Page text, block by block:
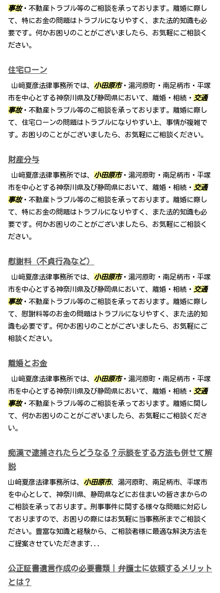
事故・不動産トラブル等のご相談を承っております。離婚に際し
て、特にお金の問題はトラブルになりやすく、また法的知識も必
要です。何かお困りのことがございましたら、お気軽にご相談く
ださい。
住宅ローン
山﨑夏彦法律事務所では、 小田原市・湯河原町・南足柄市・平塚
市を中心とする神奈川県及び静岡県において、離婚・相続・ 交通
事故・不動産トラブル等のご相談を承っております。離婚に際し
て、住宅ローンの問題はトラブルになりやすい上、事情が複雑で
す。お困りのことがございましたら、お気軽にご相談ください。
財産分与
山﨑夏彦法律事務所では、 小田原市・湯河原町・南足柄市・平塚
市を中心とする神奈川県及び静岡県において、離婚・相続・ 交通
事故・不動産トラブル等のご相談を承っております。離婚に際し
て、特にお金の問題はトラブルになりやすく、また法的知識も必
要です。何かお困りのことがございましたら、お気軽にご相談く
ださい。
慰謝料（不貞行為など）
山﨑夏彦法律事務所では、 小田原市・湯河原町・南足柄市・平塚
市を中心とする神奈川県及び静岡県において、離婚・相続・ 交通
事故・不動産トラブル等のご相談を承っております。離婚に際し
て、慰謝料等のお金の問題はトラブルになりやすく、また法的知
識も必要です。何かお困りのことがございましたら、お気軽にご
相談ください。
離婚とお金
山﨑夏彦法律事務所では、 小田原市・湯河原町・南足柄市・平塚
市を中心とする神奈川県及び静岡県において、離婚・相続・ 交通
事故・不動産トラブル等のご相談を承っております。離婚に関し
て、何かお困りのことがございましたら、お気軽にご相談くださ
い。
痴漢で逮捕されたらどうなる？示談をする方法も併せて解
説
山﨑夏彦法律事務所は、 小田原市、湯河原町、南足柄市、平塚市
を中心として、神奈川県、静岡県などにお住まいの皆さまからの
ご相談を承っております。刑事事件に関する様々な問題に対応し
ておりますので、お困りの際にはお気軽に当事務所までご相談く
ださい。豊富な知識と経験から、ご相談者様に最適な解決方法を
ご提案させていただきます...
公正証書遺言作成の必要書類｜弁護士に依頼するメリット
とは？